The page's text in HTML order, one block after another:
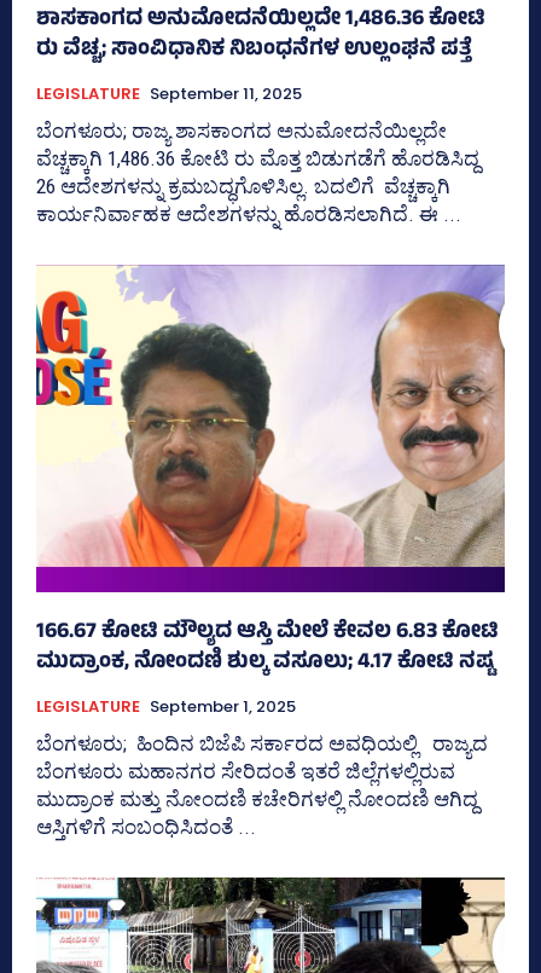
ಶಾಸಕಾಂಗದ ಅನುಮೋದನೆಯಿಲ್ಲದೇ 1,486.36 ಕೋಟಿ
ರು ವೆಚ್ಚ; ಸಾಂವಿಧಾನಿಕ ನಿಬಂಧನೆಗಳ ಉಲ್ಲಂಘನೆ ಪತ್ತೆ
LEGISLATURE September 11, 2025
ಬೆಂಗಳೂರು; ರಾಜ್ಯ ಶಾಸಕಾಂಗದ ಅನುಮೋದನೆಯಿಲ್ಲದೇ
ವೆಚ್ಚಕ್ಕಾಗಿ 1,486.36 ಕೋಟಿ ರು ಮೊತ್ತ ಬಿಡುಗಡೆಗೆ ಹೊರಡಿಸಿದ್ದ
26 ಆದೇಶಗಳನ್ನು ಕ್ರಮಬದ್ಧಗೊಳಿಸಿಲ್ಲ. ಬದಲಿಗೆ ವೆಚ್ಚಕ್ಕಾಗಿ
ಕಾರ್ಯನಿರ್ವಾಹಕ ಆದೇಶಗಳನ್ನು ಹೊರಡಿಸಲಾಗಿದೆ. ಈ ...
166.67 ಕೋಟಿ ಮೌಲ್ಯದ ಆಸ್ತಿ ಮೇಲೆ ಕೇವಲ 6.83 ಕೋಟಿ
ಮುದ್ರಾಂಕ, ನೋಂದಣಿ ಶುಲ್ಕ ವಸೂಲು; 4.17 ಕೋಟಿ ನಷ್ಟ
LEGISLATURE September 1, 2025
ಬೆಂಗಳೂರು; ಹಿಂದಿನ ಬಿಜೆಪಿ ಸರ್ಕಾರದ ಅವಧಿಯಲ್ಲಿ ರಾಜ್ಯದ
ಬೆಂಗಳೂರು ಮಹಾನಗರ ಸೇರಿದಂತೆ ಇತರೆ ಜಿಲ್ಲೆಗಳಲ್ಲಿರುವ
ಮುದ್ರಾಂಕ ಮತ್ತು ನೋಂದಣಿ ಕಚೇರಿಗಳಲ್ಲಿ ನೋಂದಣಿ ಆಗಿದ್ದ
ಆಸ್ತಿಗಳಿಗೆ ಸಂಬಂಧಿಸಿದಂತೆ ...